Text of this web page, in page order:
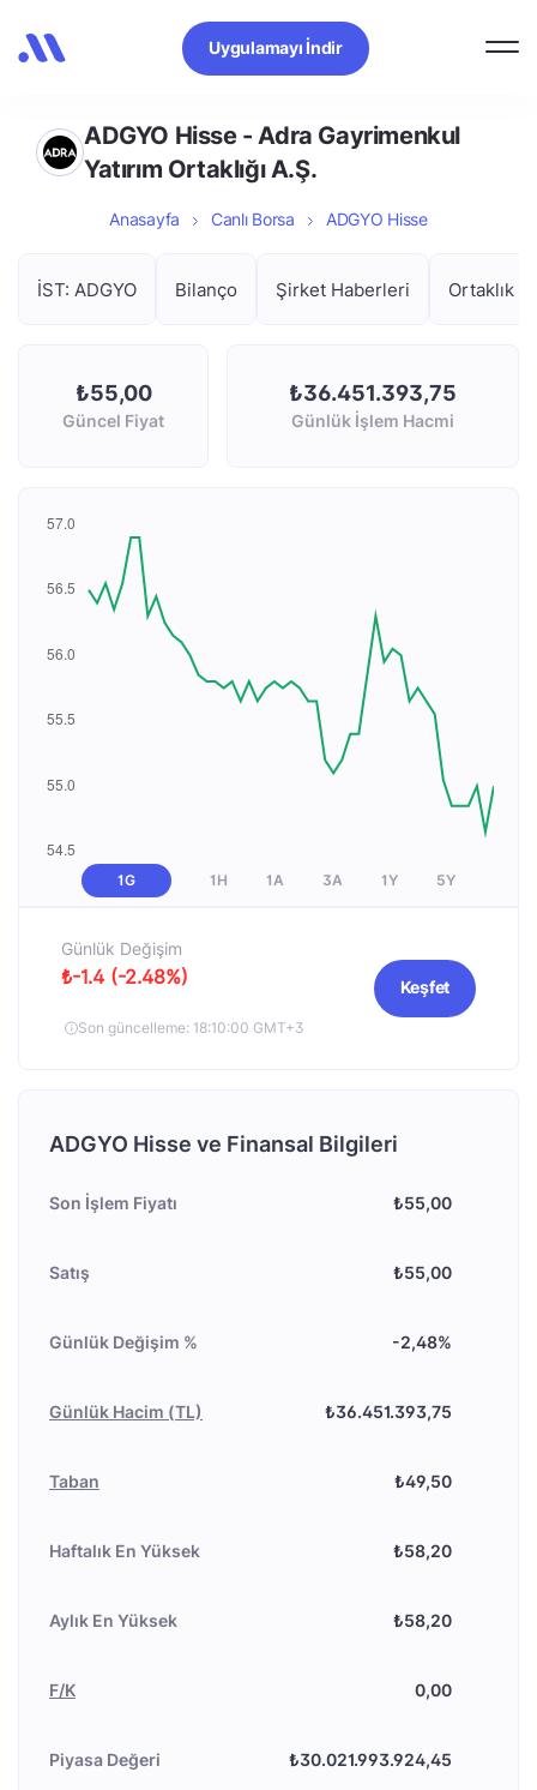
Uygulamayı İndir
ADGYO Hisse - Adra Gayrimenkul
Yatırım Ortaklığı A.Ş.
Anasayfa Canlı Borsa ADGYO Hisse
İST: ADGYO Bilanço Şirket Haberleri Ortaklık
₺55,00
Güncel Fiyat
₺36.451.393,75
Günlük İşlem Hacmi
1G 1H 1A 3A 1Y 5Y
Günlük Değişim
₺-1.4 (-2.48%)
Son güncelleme: 18:10:00 GMT+3
Keşfet
ADGYO Hisse ve Finansal Bilgileri
Son İşlem Fiyatı ₺55,00
Satış ₺55,00
Günlük Değişim % -2,48%
Günlük Hacim (TL) ₺36.451.393,75
Taban ₺49,50
Haftalık En Yüksek ₺58,20
Aylık En Yüksek ₺58,20
F/K 0,00
Piyasa Değeri ₺30.021.993.924,45